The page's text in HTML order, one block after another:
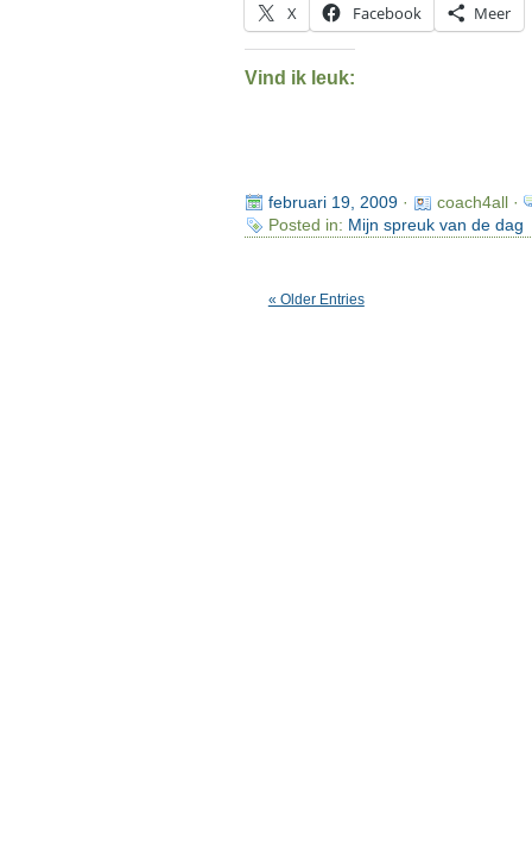
X Facebook Meer
Vind ik leuk:
februari 19, 2009·
coach4all ·
Posted in: Mijn spreuk van de dag
« Older Entries